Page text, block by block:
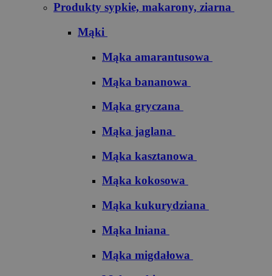
Produkty sypkie, makarony, ziarna
Mąki
Mąka amarantusowa
Mąka bananowa
Mąka gryczana
Mąka jaglana
Mąka kasztanowa
Mąka kokosowa
Mąka kukurydziana
Mąka lniana
Mąka migdałowa